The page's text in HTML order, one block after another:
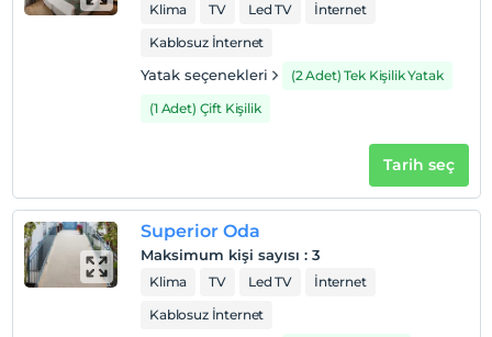
En erken saat 14:00 ve sonrası
Evcil hayvan kabul edilmemektedir.
Sigara
Odalarda sigara içilmez
2 yaşına kadar olan bebekler ücretsizdir.
Klima TV Led TV
İnternet
Kablosuz İnternet
Yatak seçenekleri
(2 Adet) Tek Kişilik Yatak
(1 Adet) Çift Kişilik
Tarih seç
Superior Oda
Maksimum kişi sayısı : 3
Klima TV Led TV
İnternet
Kablosuz İnternet